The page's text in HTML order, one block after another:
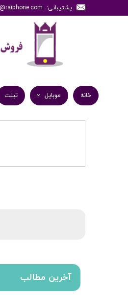
پشتیبانی: support@raiphone.com
خانه
موبایل تبلت
آخرین مطالب